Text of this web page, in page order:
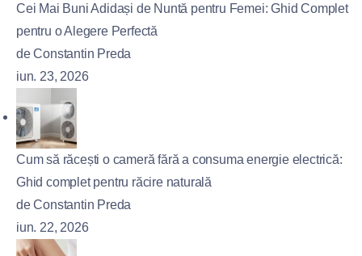
Cei Mai Buni Adidași de Nuntă pentru Femei: Ghid Complet
pentru o Alegere Perfectă
de Constantin Preda
iun. 23, 2026
Cum să răcești o cameră fără a consuma energie electrică:
Ghid complet pentru răcire naturală
de Constantin Preda
iun. 22, 2026